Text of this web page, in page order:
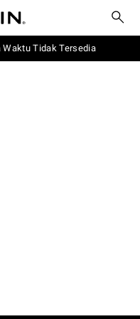
Waktu Tidak Tersedia